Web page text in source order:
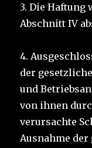
3. Die Haftung
Abschnitt IV
4.
der
und
von ihnen
verursachte
Ausnahme